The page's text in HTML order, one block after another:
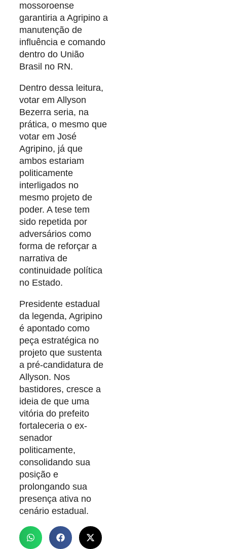
mossoroense
garantiria a Agripino a
manutenção de
influência e comando
dentro do União
Brasil no RN.
Dentro dessa leitura,
votar em Allyson
Bezerra seria, na
prática, o mesmo que
votar em José
Agripino, já que
ambos estariam
politicamente
interligados no
mesmo projeto de
poder. A tese tem
sido repetida por
adversários como
forma de reforçar a
narrativa de
continuidade política
no Estado.
Presidente estadual
da legenda, Agripino
é apontado como
peça estratégica no
projeto que sustenta
a pré-candidatura de
Allyson. Nos
bastidores, cresce a
ideia de que uma
vitória do prefeito
fortaleceria o ex-
senador
politicamente,
consolidando sua
posição e
prolongando sua
presença ativa no
cenário estadual.